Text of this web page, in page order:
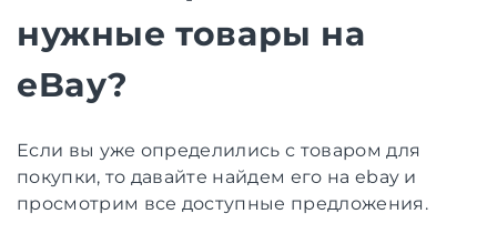
нужные товары на
eBay?
Если вы уже определились с товаром для
покупки, то давайте найдем его на ebay и
просмотрим все доступные предложения.